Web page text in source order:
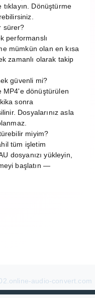
Dönüştürme
sürer?
performanslı
mümkün olan en kısa
zamanlı olarak takip
güvenli mi?
MP4'e dönüştürülen
sonra
Dosyalarınız asla
miyim?
tüm işletim
dosyanızı yükleyin,
başlatın —
audio-convert.com